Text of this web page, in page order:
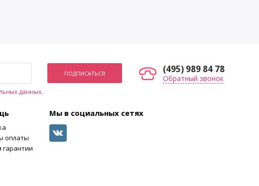
данных.
(495) 989 84 78
Обратный звонок
оплаты
гарантии
Мы в социальных сетях